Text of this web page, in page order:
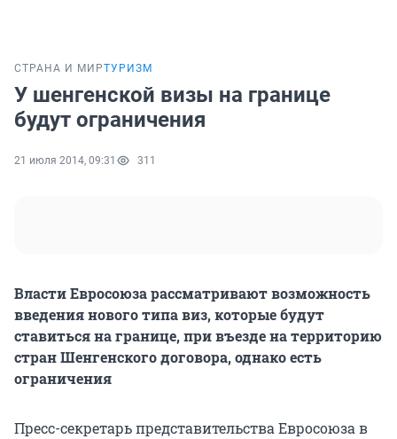
СТРАНА И МИРТУРИЗМ
У шенгенской визы на границе
будут ограничения
21 июля 2014, 09:31 311
Власти Евросоюза рассматривают возможность
введения нового типа виз, которые будут
ставиться на границе, при въезде на территорию
стран Шенгенского договора, однако есть
ограничения
Пресс-секретарь представительства Евросоюза в